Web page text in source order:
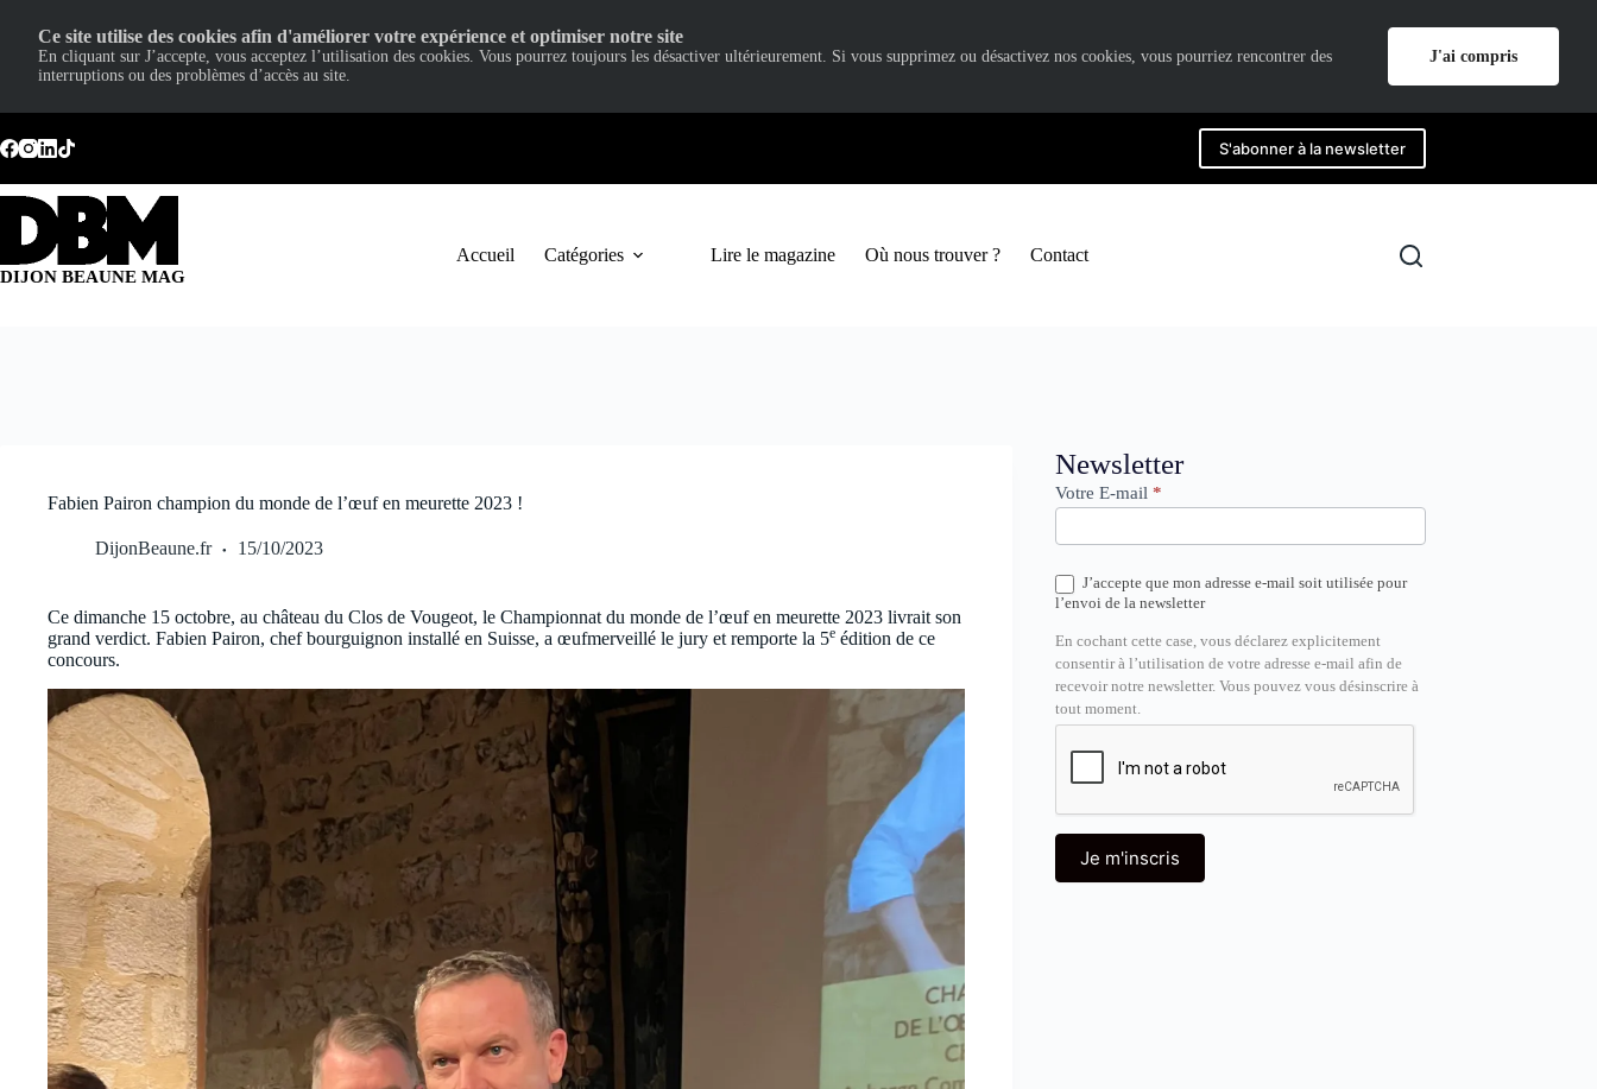
au
contenu
S'abonner à la newsletter
DIJON BEAUNE MAG
Accueil Catégories Lire le magazine Où nous trouver ? Contact
Fabien Pairon champion du monde de l’œuf en meurette 2023 !
DijonBeaune.fr 15/10/2023
Ce dimanche 15 octobre, au château du Clos de Vougeot, le Championnat du monde de l’œuf en meurette 2023 livrait son
grand verdict. Fabien Pairon, chef bourguignon installé en Suisse, a œufmerveillé le jury et remporte la 5e édition de ce
concours.
Newsletter
Newsletter
Votre E-mail *
J’accepte que mon adresse e-mail soit utilisée pour
l’envoi de la newsletter
En cochant cette case, vous déclarez explicitement
consentir à l’utilisation de votre adresse e-mail afin de
recevoir notre newsletter. Vous pouvez vous désinscrire à
tout moment.
Je m'inscris
Ce site utilise des cookies afin d'améliorer votre expérience et optimiser notre site
En cliquant sur J’accepte, vous acceptez l’utilisation des cookies. Vous pourrez toujours les désactiver ultérieurement. Si vous supprimez ou désactivez nos cookies, vous pourriez rencontrer des
interruptions ou des problèmes d’accès au site.
J'ai compris